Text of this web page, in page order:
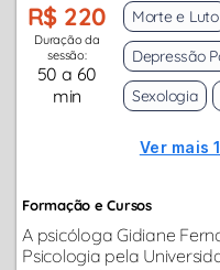
R$ 220
Duração da
sessão:
50 a 60
min
Morte e Luto
Depressão
Sexologia
Ver mais
Formação e Cursos
A psicóloga Gidiane
Psicologia pela